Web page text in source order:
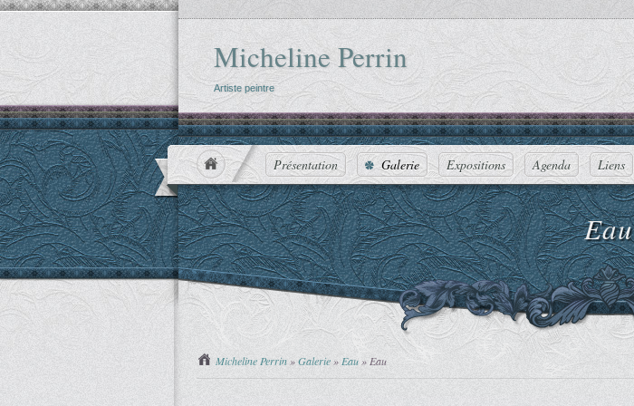
Micheline Perrin
Artiste peintre
Home
Présentation
Galerie Expositions Agenda Liens
Eau
You are here :
Micheline Perrin »Galerie » Eau » Eau